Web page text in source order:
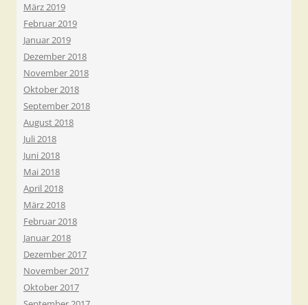
März 2019
Februar 2019
Januar 2019
Dezember 2018
November 2018
Oktober 2018
September 2018
August 2018
Juli 2018
Juni 2018
Mai 2018
April 2018
März 2018
Februar 2018
Januar 2018
Dezember 2017
November 2017
Oktober 2017